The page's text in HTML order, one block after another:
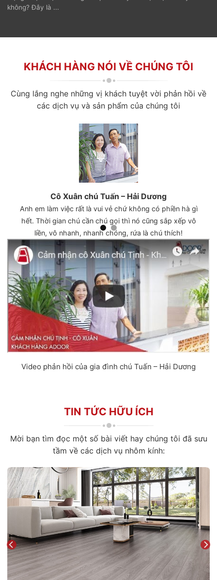
không? Đây là ...
KHÁCH HÀNG NÓI VỀ CHÚNG TÔI
Cùng lắng nghe những vị khách tuyệt vời phản hồi về
các dịch vụ và sản phẩm của chúng tôi
Cô Xuân chú Tuấn – Hải Dương
Anh em làm việc rất là vui vẻ chứ không có phiền hà gì
hết. Thời gian chú cần chú gọi thì nó cũng sắp xếp vô
liền, vô nhanh, nhanh chóng, rứa là chú thích!
Video phản hồi của gia đình chú Tuấn – Hải Dương
TIN TỨC HỮU ÍCH
Mời bạn tìm đọc một số bài viết hay chúng tôi đã sưu
tầm về các dịch vụ nhôm kính: